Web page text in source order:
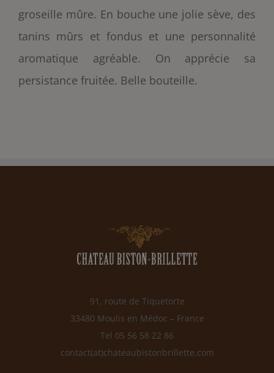
groseille mûre. En bouche une jolie sève, des
tanins mûrs et fondus et une personnalité
aromatique agréable. On apprécie sa
persistance fruitée. Belle bouteille.
91, route de Tiquetorte
33480 Moulis en Médoc – France
Tel 05 56 58 22 86
contact(at)chateaubistonbrillette.com